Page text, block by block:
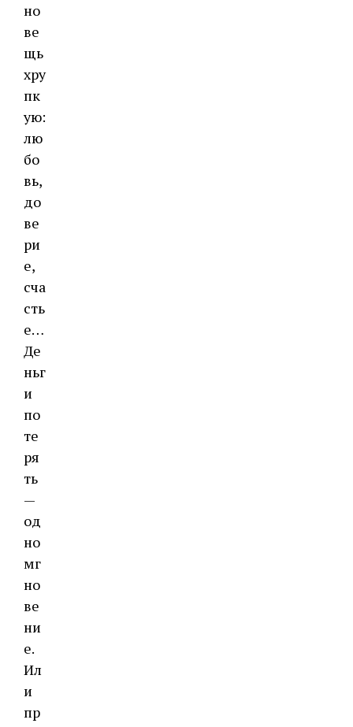
но
ве
щь
хру
пк
ую:
лю
бо
вь,
до
ве
ри
е,
сча
сть
е…
Де
ньг
и
по
те
ря
ть
—
од
но
мг
но
ве
ни
е.
Ил
и
пр